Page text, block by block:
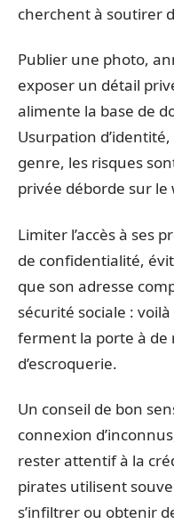
cherchent à soutirer
Publier une photo,
exposer un détail
alimente la base de
Usurpation
genre, les risques
privée déborde sur le
Limiter l’accès à ses
de confidentialité,
que son adresse
sécurité sociale :
ferment la porte à
d’escroquerie.
Un conseil de bon
connexion
rester attentif à la
pirates utilisent
s’infiltrer ou obtenir